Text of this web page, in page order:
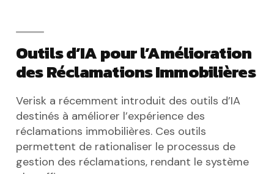
Outils d’IA pour l’Amélioration
des Réclamations Immobilières
Verisk a récemment introduit des outils d’IA
destinés à améliorer l’expérience des
réclamations immobilières. Ces outils
permettent de rationaliser le processus de
gestion des réclamations, rendant le système